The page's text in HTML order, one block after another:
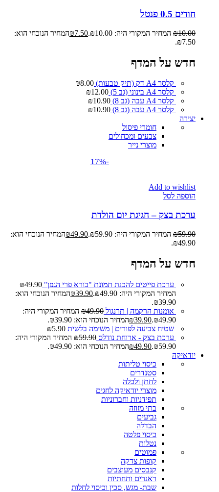
חודים 0.5 פנטל
₪10.00 המחיר המקורי היה: ₪10.00. ₪7.50
המחיר הנוכחי הוא:
₪7.50.
חדש על המדף
קלסר A4 דק (תיק טבעות) ₪8.00
קלסר A4 בינוני (גב 5)
₪12.00
קלסר A4 עבה (גב 8)
₪10.90
קלסר A4 עבה (גב 8)
₪10.90
יצירה
חומרי פיסול
צבעים ומכחולים
מוצרי נייר
-17%
Add to wishlist
הוספה לסל
ערכת בצק – חגיגת יום הולדת
₪59.90 המחיר המקורי היה: ₪59.90. ₪49.90
המחיר הנוכחי הוא:
₪49.90.
חדש על המדף
ערכת פייטים להכנת תמונת "בורא פרי הגפן" ₪49.90
המחיר המקורי היה: ₪49.90.
₪39.90
המחיר הנוכחי הוא:
₪39.90.
אומנות הרקמה | תרנגול
₪49.90
המחיר המקורי היה:
₪49.90.
₪39.90
המחיר הנוכחי הוא: ₪39.90.
שטיח צביעה לפורים | משימה בלשית
₪5.90
ערכת בצק - ארוחת נודלס
₪59.90
המחיר המקורי היה:
₪59.90.
₪49.90
המחיר הנוכחי הוא: ₪49.90.
יודאיקה
כיסוי טליתות
סטנדרים
לחתן ולכלה
מוצרי יודאיקה לחגים
תפידניות וחברוניות
בתי מזוזה
גביעים
הבדלה
כיסוי פלטה
נטלות
פמוטים
קופות צדקה
קנבסים מעוצבים
ראנרים ותחתיות
שבת- מגש, סכין וכיסוי לחלות